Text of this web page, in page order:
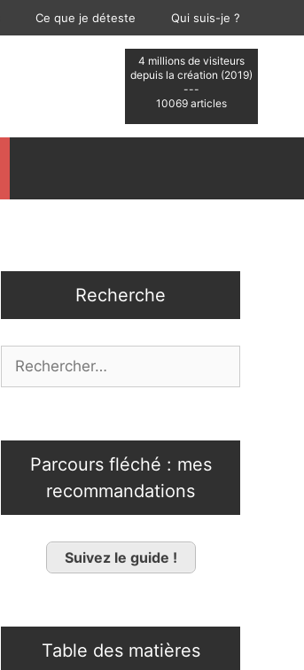
Ce que je déteste Qui suis-je ?
4 millions de visiteurs
depuis la création (2019)
---
10069 articles
Recherche
Parcours fléché : mes
recommandations
Suivez le guide !
Table des matières